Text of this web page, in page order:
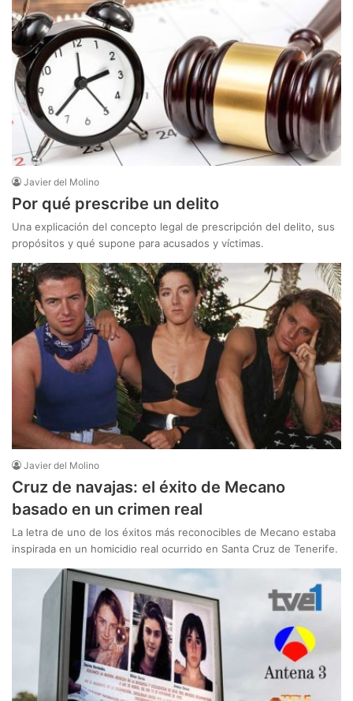
Javier del Molino
Por qué prescribe un delito
Una explicación del concepto legal de prescripción del delito, sus
propósitos y qué supone para acusados y víctimas.
Javier del Molino
Cruz de navajas: el éxito de Mecano
basado en un crimen real
La letra de uno de los éxitos más reconocibles de Mecano estaba
inspirada en un homicidio real ocurrido en Santa Cruz de Tenerife.